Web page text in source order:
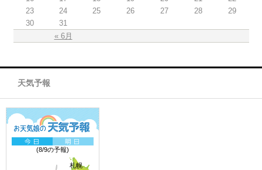
« 6月
23
24 25 26 27 28
29
30
31
天気予報